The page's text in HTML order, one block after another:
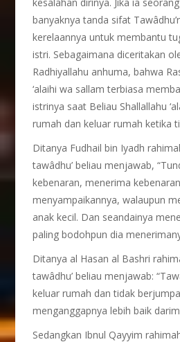
banyaknya tanda sifat
kerelaannya untuk membantu
istri. Sebagaimana diceritakan
Radhiyallahu anhuma, bahwa
‘alaihi wa sallam terbiasa
istrinya saat Beliau Shallallahu
rumah dan keluar rumah ketika
Ditanya Fudhail bin Iyadh
tawâdhu’ beliau menjawab,
kebenaran, menerima
menyampaikannya, walaupun
anak kecil. Dan seandainya
paling bodohpun dia
Ditanya al Hasan al Bashri
tawâdhu’ beliau menjawab:
keluar rumah dan tidak
menganggapnya lebih baik
Sedangkan Ibnul Qayyim